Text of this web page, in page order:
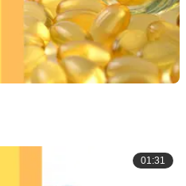
01:31